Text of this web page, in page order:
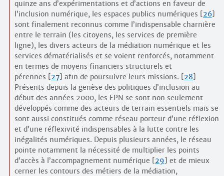
quinze ans d’expérimentations et d’actions en faveur de
l’inclusion numérique, les espaces publics numériques [26]
sont finalement reconnus comme l’indispensable charnière
entre le terrain (les citoyens, les services de première
ligne), les divers acteurs de la médiation numérique et les
services dématérialisés et se voient renforcés, notamment
en termes de moyens financiers structurels et
pérennes [27] afin de poursuivre leurs missions. [28]
Présents depuis la genèse des politiques d’inclusion au
début des années 2000, les EPN se sont non seulement
développés comme des acteurs de terrain essentiels mais se
sont aussi constitués comme réseau porteur d’une réflexion
et d’une réflexivité indispensables à la lutte contre les
inégalités numériques. Depuis plusieurs années, le réseau
pointe notamment la nécessité de multiplier les points
d’accès à l’accompagnement numérique [29] et de mieux
cerner les contours des métiers de la médiation,